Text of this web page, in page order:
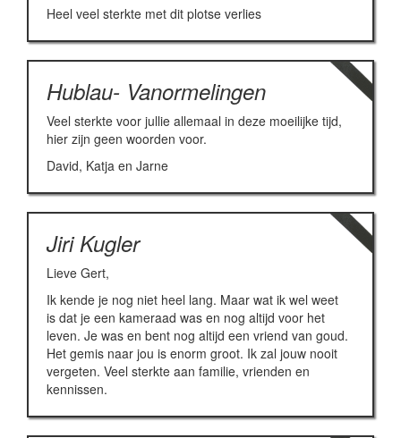
Heel veel sterkte met dit plotse verlies
Hublau- Vanormelingen
Veel sterkte voor jullie allemaal in deze moeilijke tijd,
hier zijn geen woorden voor.
David, Katja en Jarne
Jiri Kugler
Lieve Gert,
Ik kende je nog niet heel lang. Maar wat ik wel weet
is dat je een kameraad was en nog altijd voor het
leven. Je was en bent nog altijd een vriend van goud.
Het gemis naar jou is enorm groot. Ik zal jouw nooit
vergeten. Veel sterkte aan familie, vrienden en
kennissen.